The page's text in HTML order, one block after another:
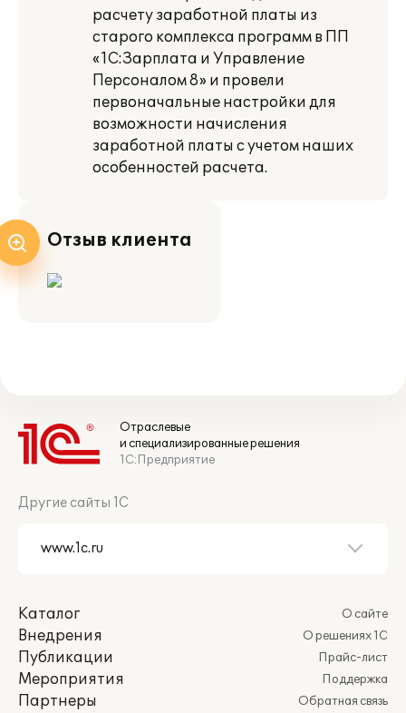
расчету заработной платы из
старого комплекса программ в ПП
«1С:Зарплата и Управление
Персоналом 8» и провели
первоначальные настройки для
возможности начисления
заработной платы с учетом наших
особенностей расчета.
Отзыв клиента
Отраслевые
и специализированные решения
1С:Предприятие
Другие сайты 1С
Каталог
Внедрения
Публикации
Мероприятия
Партнеры
О сайте
О решениях 1С
Прайс-лист
Поддержка
Обратная связь